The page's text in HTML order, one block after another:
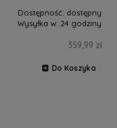
Dostępność: dostępny
Wysyłka w: 24 godziny
359,99 zł
Do Koszyka